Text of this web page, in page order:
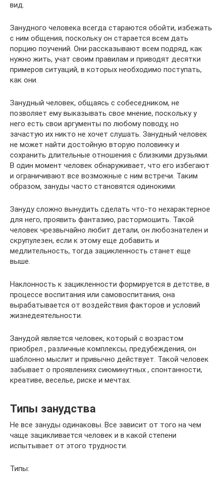
вид.
Занудного человека всегда стараются обойти, избежать
с ним общения, поскольку он старается всем дать
порцию поучений. Они рассказывают всем подряд, как
нужно жить, учат своим правилам и приводят десятки
примеров ситуаций, в которых необходимо поступать,
как они.
Занудный человек, общаясь с собеседником, не
позволяет ему выказывать свое мнение, поскольку у
него есть свои аргументы по любому поводу, но
зачастую их никто не хочет слушать. Занудный человек
не может найти достойную вторую половинку и
сохранить длительные отношения с близкими друзьями.
В один момент человек обнаруживает, что его избегают
и ограничивают все возможные с ним встречи. Таким
образом, зануды часто становятся одинокими.
Зануду сложно вынудить сделать что-то нехарактерное
для него, проявить фантазию, растормошить. Такой
человек чрезвычайно любит детали, он любознателен и
скрупулезен, если к этому еще добавить и
медлительность, тогда зацикленность станет еще
выше.
Наклонность к зацикленности формируется в детстве, в
процессе воспитания или самовоспитания, она
вырабатывается от воздействия факторов и условий
жизнедеятельности.
Занудой является человек, который с возрастом
приобрел , различные комплексы, предубеждения, он
шаблонно мыслит и привычно действует. Такой человек
забывает о проявлениях сиюминутных , спонтанности,
креативе, веселье, риске и мечтах.
Типы занудства
Не все зануды одинаковы. Все зависит от того на чем
чаще зацикливается человек и в какой степени
испытывает от этого трудности.
Типы: